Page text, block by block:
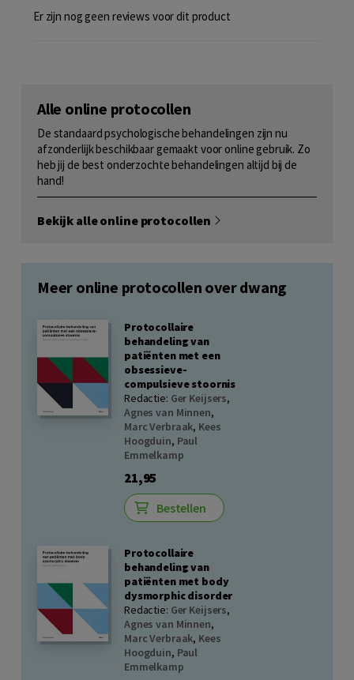
Er zijn nog geen reviews voor dit product
Alle online protocollen
De standaard psychologische behandelingen zijn nu
afzonderlijk beschikbaar gemaakt voor online gebruik. Zo
heb jij de best onderzochte behandelingen altijd bij de
hand!
Bekijk alle online protocollen
Meer online protocollen over dwang
Protocollaire
behandeling van
patiënten met een
obsessieve-
compulsieve stoornis
Redactie: Ger Keijsers,
Agnes van Minnen,
Marc Verbraak, Kees
Hoogduin, Paul
Emmelkamp
21,95
Bestellen
Protocollaire
behandeling van
patiënten met body
dysmorphic disorder
Redactie: Ger Keijsers,
Agnes van Minnen,
Marc Verbraak, Kees
Hoogduin, Paul
Emmelkamp